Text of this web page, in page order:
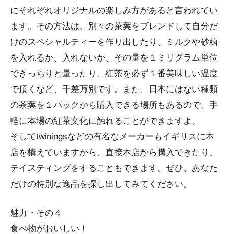
にそれぞれオリジナルの楽しみ方があると言われてい
ます。その方法は、別々の茶葉をブレンドして自分だ
けのスペシャルティーを作り出したり、ミルクや砂糖
を入れるか、入れないか、その量を１ミリグラム単位
できっちりと量ったり、紅茶を必ず１番美味しい温度
で頂くなど、千差万別です。また、日本にはない種類
の茶葉を１パックから購入できる場所もあるので、手
軽に本場の紅茶文化に触れることができますよ。
そしてtwiningsなどの有名なメーカーもイギリスに本
店を構えていますから、直接本店から購入できたり、
テイスティングをすることもできます。ぜひ、あなた
だけの特別な逸品を探し出してみてください。
魅力・その４
食べ物がおいしい！